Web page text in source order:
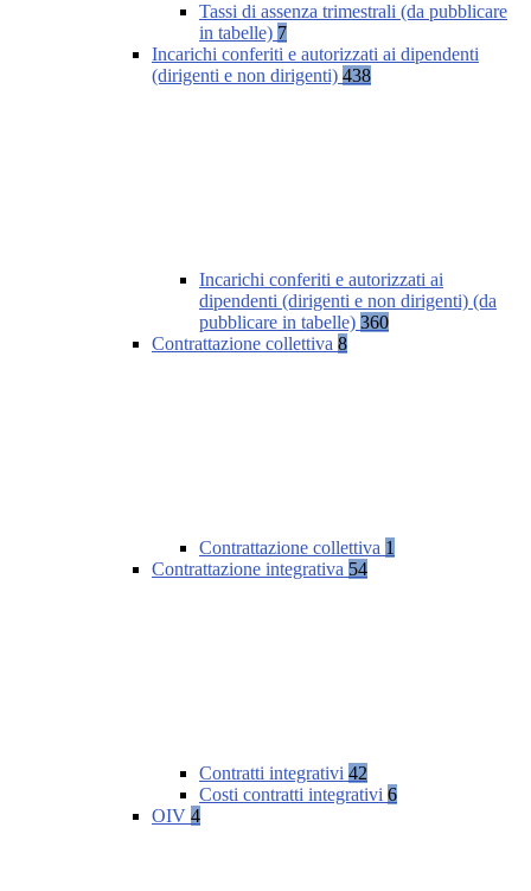
Tassi di assenza trimestrali (da pubblicare
in tabelle) 7
Incarichi conferiti e autorizzati ai dipendenti
(dirigenti e non dirigenti) 438
Incarichi conferiti e autorizzati ai
dipendenti (dirigenti e non dirigenti) (da
pubblicare in tabelle) 360
Contrattazione collettiva 8
Contrattazione collettiva 1
Contrattazione integrativa 54
Contratti integrativi 42
Costi contratti integrativi 6
OIV 4